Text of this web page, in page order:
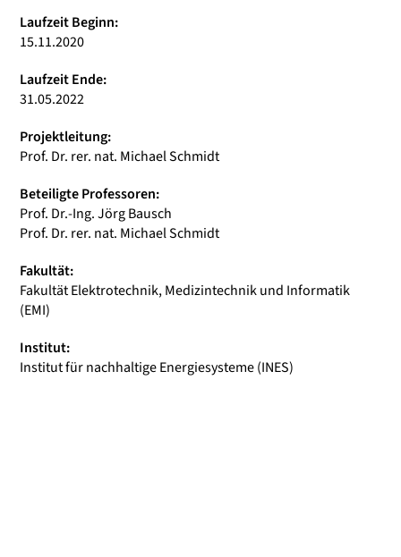
Laufzeit Beginn:
15.11.2020
Laufzeit Ende:
31.05.2022
Projektleitung:
Prof. Dr. rer. nat. Michael Schmidt
Beteiligte Professoren:
Prof. Dr.-Ing. Jörg Bausch
Prof. Dr. rer. nat. Michael Schmidt
Fakultät:
Fakultät Elektrotechnik, Medizintechnik und Informatik
(EMI)
Institut:
Institut für nachhaltige Energiesysteme (INES)